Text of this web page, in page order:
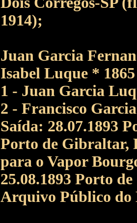
1914);
Juan Garcia
Isabel Luque *
1 - Juan Garcia
2 - Francisco
Saída: 28.07.1893
Porto de Gibraltar,
para o Vapor
25.08.1893 Porto
Arquivo Público do